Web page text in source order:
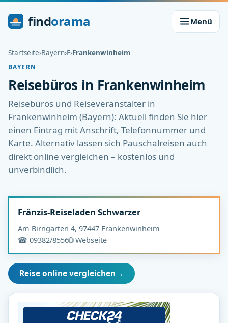
findorama Menü
Startseite›Bayern›F›Frankenwinheim
BAYERN
Reisebüros in Frankenwinheim
Reisebüros und Reiseveranstalter in
Frankenwinheim (Bayern): Aktuell finden Sie hier
einen Eintrag mit Anschrift, Telefonnummer und
Karte. Alternativ lassen sich Pauschalreisen auch
direkt online vergleichen – kostenlos und
unverbindlich.
Fränzis-Reiseladen Schwarzer
Am Birngarten 4, 97447 Frankenwinheim
☎ 09382/8556🌐 Webseite
Reise online vergleichen→